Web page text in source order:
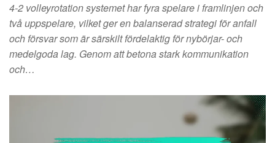
4-2 volleyrotation systemet har fyra spelare i framlinjen och
två uppspelare, vilket ger en balanserad strategi för anfall
och försvar som är särskilt fördelaktig för nybörjar- och
medelgoda lag. Genom att betona stark kommunikation
och…